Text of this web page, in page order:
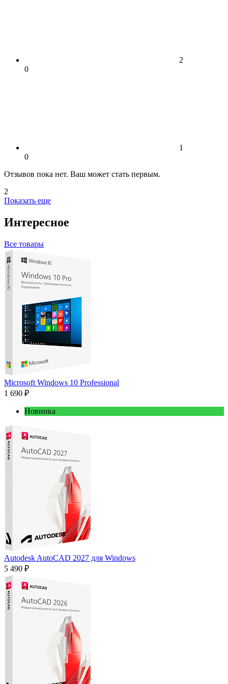
2
0
1
0
Отзывов пока нет. Ваш может стать первым.
2
Показать еще
Интересное
Все товары
Microsoft Windows 10 Professional
1 690 ₽
Новинка
Autodesk AutoCAD 2027 для Windows
5 490 ₽